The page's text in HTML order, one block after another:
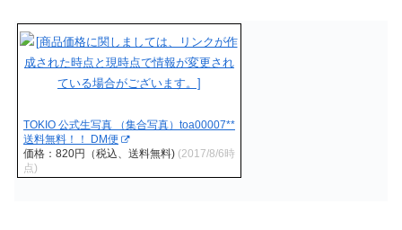
TOKIO 公式生写真 （集合写真）toa00007**
送料無料！！ DM便
価格：820円（税込、送料無料) (2017/8/6時
点)